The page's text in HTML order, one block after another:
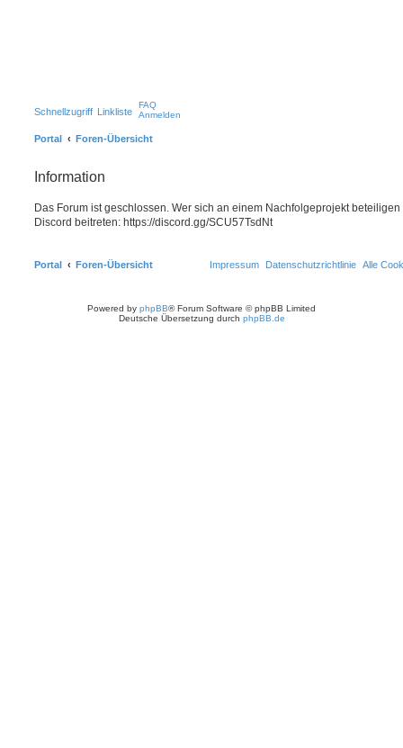
Schnellzugriff Linkliste
FAQ
Anmelden
Portal Foren-Übersicht
Information
Das Forum ist geschlossen. Wer sich an einem Nachfolgeprojekt
Discord beitreten: https://discord.gg/SCU57TsdNt
Portal Foren-Übersicht Alle
Datenschutzrichtlinie
Impressum
Powered by phpBB® Forum Software © phpBB Limited
Deutsche Übersetzung durch phpBB.de